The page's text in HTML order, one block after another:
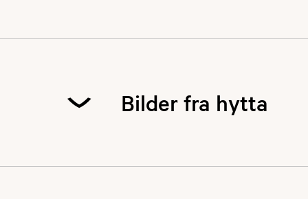
Bilder fra hytta